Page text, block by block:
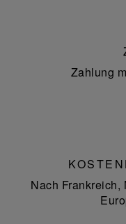
Zahlung
Nach Frankreich,